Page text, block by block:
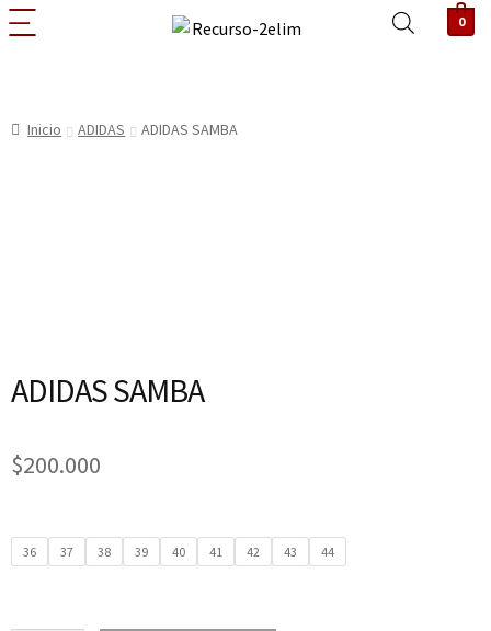
0
Inicio ADIDAS ADIDAS SAMBA
ADIDAS SAMBA
$200.000
36 37 38 39 40 41 42 43 44